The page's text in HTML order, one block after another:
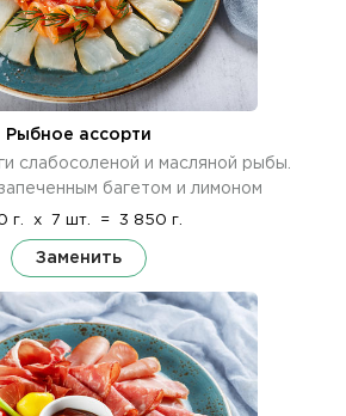
Рыбное ассорти
слабосоленой и масляной рыбы.
багетом и лимоном
г. x 7 шт. = 3 850 г.
Заменить